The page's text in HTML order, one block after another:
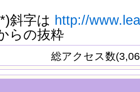
斜字は http://
らの抜粋
総アクセス数